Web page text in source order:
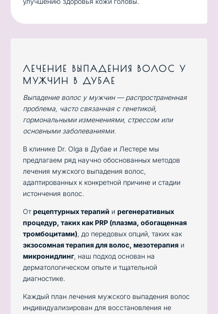
ЛЕЧЕНИЕ ВЫПАДЕНИЯ ВОЛОС У
МУЖЧИН В ДУБАЕ
Выпадение волос у мужчин — распространенная
проблема, часто связанная с генетикой,
гормональными изменениями, стрессом или
основными заболеваниями.
В клинике Dr. Olga в Дубае и Лестере мы
предлагаем ряд научно обоснованных методов
лечения мужского выпадения волос,
адаптированных к конкретной причине и стадии
истончения волос.
Отрецептурных терапий ирегенеративных
процедур, таких как PRP (плазма, обогащенная
тромбоцитами), до передовых опций, таких как
экзосомная терапия для волос, мезотерапия и
микронидлинг, наш подход основан на
дерматологическом опыте и тщательной
диагностике.
Каждый план лечения мужского выпадения волос
индивидуализирован для восстановления не